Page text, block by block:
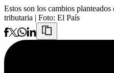
Estos son los cambios
tributaria | Foto: El País